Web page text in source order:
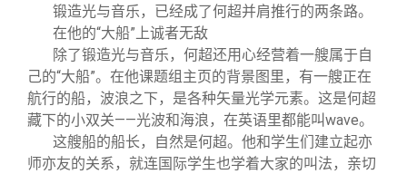
锻造光与音乐，已经成了何超并肩推行的两条路。
在他的“大船”上诚者无敌
除了锻造光与音乐，何超还用心经营着一艘属于自
己的“大船”。在他课题组主页的背景图里，有一艘正在
航行的船，波浪之下，是各种矢量光学元素。这是何超
藏下的小双关——光波和海浪，在英语里都能叫wave。
这艘船的船长，自然是何超。他和学生们建立起亦
师亦友的关系，就连国际学生也学着大家的叫法，亲切